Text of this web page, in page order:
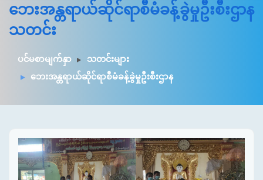
ဘေးအန္တရာယ်ဆိုင်ရာစီမံခန့်ခွဲမှုဦးစီးဌာန
သတင်း
ပင်မစာမျက်နှာ
သတင်းများ
ဘေးအန္တရာယ်ဆိုင်ရာစီမံခန့်ခွဲမှုဦးစီးဌာန